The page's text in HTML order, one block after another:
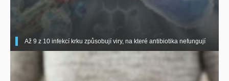
Až 9 z 10 infekcí krku způsobují viry, na které antibiotika nefungují